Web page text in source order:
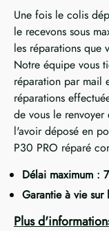
Une fois le colis
le recevons sous
les réparations que
Notre équipe vous
réparation par mail
réparations
de vous le
l'avoir déposé en
P30 PRO réparé
Délai maximum :
Garantie à vie sur
Plus